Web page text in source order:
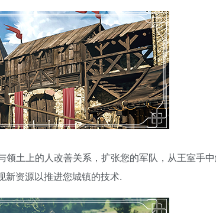
土上的人改善关系，扩张您的军队，从王室手
新资源以推进您城镇的技术.